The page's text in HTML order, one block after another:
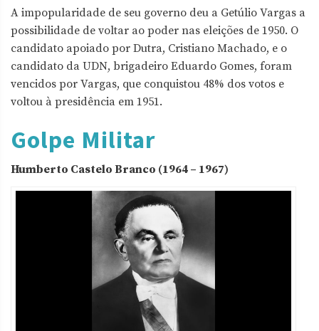
A impopularidade de seu governo deu a Getúlio Vargas a
possibilidade de voltar ao poder nas eleições de 1950. O
candidato apoiado por Dutra, Cristiano Machado, e o
candidato da UDN, brigadeiro Eduardo Gomes, foram
vencidos por Vargas, que conquistou 48% dos votos e
voltou à presidência em 1951.
Golpe Militar
Humberto Castelo Branco (1964 – 1967)